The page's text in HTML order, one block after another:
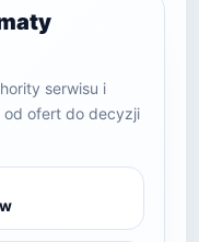
serwisu i
od ofert do decyzji